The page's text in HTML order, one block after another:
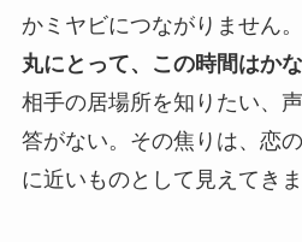
かミヤビにつながりません。
丸にとって、この時間はか
相手の居場所を知りたい、
答がない。その焦りは、恋
に近いものとして見えてきま